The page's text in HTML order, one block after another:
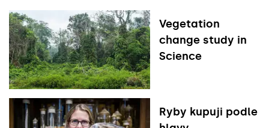
Vegetation
change study in
Science
Ryby kupuji podle